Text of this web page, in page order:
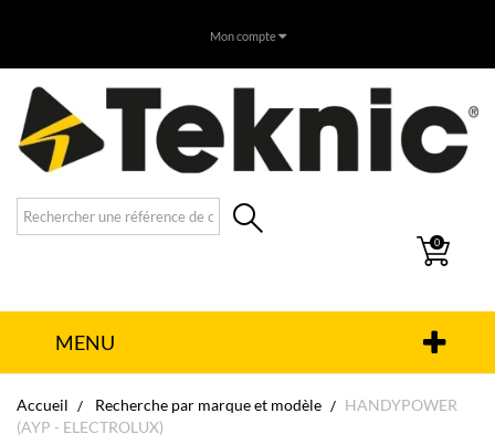
Mon compte
0
MENU
Accueil Recherche par marque et modèle
HANDYPOWER
(AYP - ELECTROLUX)